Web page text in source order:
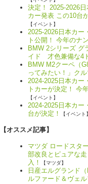
決定！ 2025-2026
カー発表 この10台
【イベント】
2025-2026日本カー
ト公開！ 今年のナ
BMW 2シリーズ グ
イド 才色兼備な4
BMW M2クーペ（
ってみたい！」ク
2024-2025日本カー
トカーが決定！ 今
【イベント】
2024-2025日本カー
台が決定！
【イベント】
【オススメ記事】
マツダ ロードスタ
部改良とピュアな
入！
【マツダ】
日産エルグランド
ルファード＆ヴェ